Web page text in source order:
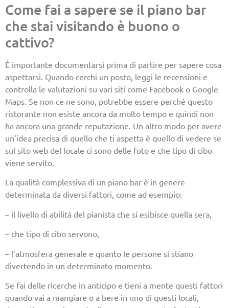
Come fai a sapere se il piano bar
che stai visitando è buono o
cattivo?
È importante documentarsi prima di partire per sapere cosa
aspettarsi. Quando cerchi un posto, leggi le recensioni e
controlla le valutazioni su vari siti come Facebook o Google
Maps. Se non ce ne sono, potrebbe essere perché questo
ristorante non esiste ancora da molto tempo e quindi non
ha ancora una grande reputazione. Un altro modo per avere
un’idea precisa di quello che ti aspetta è quello di vedere se
sul sito web del locale ci sono delle foto e che tipo di cibo
viene servito.
La qualità complessiva di un piano bar è in genere
determinata da diversi fattori, come ad esempio:
– il livello di abilità del pianista che si esibisce quella sera,
– che tipo di cibo servono,
– l’atmosfera generale e quanto le persone si stiano
divertendo in un determinato momento.
Se fai delle ricerche in anticipo e tieni a mente questi fattori
quando vai a mangiare o a bere in uno di questi locali,